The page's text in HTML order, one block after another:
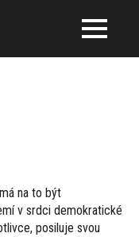
na to být
v srdci demokratické
posiluje svou